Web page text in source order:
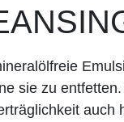
sie zu
auch